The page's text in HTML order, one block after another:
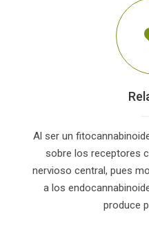
Al ser un
sobre los receptores
nervioso central, pues
a los
produce